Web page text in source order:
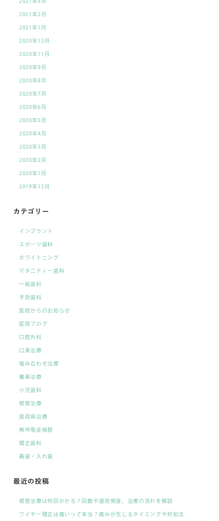
2021年2月
2021年1月
2020年12月
2020年11月
2020年9月
2020年8月
2020年7月
2020年6月
2020年5月
2020年4月
2020年3月
2020年2月
2020年1月
2019年12月
カテゴリー
インプラント
スポーツ歯科
ホワイトニング
マタ二ティー歯科
一般歯科
予防歯科
医院からのお知らせ
医院ブログ
口腔外科
口臭治療
噛み合わせ治療
審美治療
小児歯科
根管治療
歯周病治療
無呼吸症候群
矯正歯科
義歯・入れ歯
最近の投稿
根管治療は何回かかる？回数や通院頻度、治療の流れを解説
ワイヤー矯正は痛いって本当？痛みが生じるタイミングや対処法